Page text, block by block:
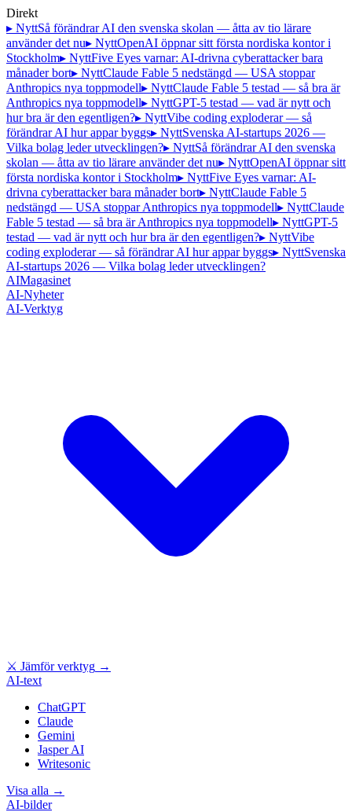
Direkt
▸ NyttSå förändrar AI den svenska skolan — åtta av tio lärare
använder det nu▸ NyttOpenAI öppnar sitt första nordiska kontor i
Stockholm▸ NyttFive Eyes varnar: AI-drivna cyberattacker bara
månader bort▸ NyttClaude Fable 5 nedstängd — USA stoppar
Anthropics nya toppmodell▸ NyttClaude Fable 5 testad — så bra är
Anthropics nya toppmodell▸ NyttGPT-5 testad — vad är nytt och
hur bra är den egentligen?▸ NyttVibe coding exploderar — så
förändrar AI hur appar byggs▸ NyttSvenska AI-startups 2026 —
Vilka bolag leder utvecklingen?▸ NyttSå förändrar AI den svenska
skolan — åtta av tio lärare använder det nu▸ NyttOpenAI öppnar sitt
första nordiska kontor i Stockholm▸ NyttFive Eyes varnar: AI-
drivna cyberattacker bara månader bort▸ NyttClaude Fable 5
nedstängd — USA stoppar Anthropics nya toppmodell▸ NyttClaude
Fable 5 testad — så bra är Anthropics nya toppmodell▸ NyttGPT-5
testad — vad är nytt och hur bra är den egentligen?▸ NyttVibe
coding exploderar — så förändrar AI hur appar byggs▸ NyttSvenska
AI-startups 2026 — Vilka bolag leder utvecklingen?
AIMagasinet
AI-Nyheter
AI-Verktyg
⚔ Jämför verktyg →
AI-text
ChatGPT
Claude
Gemini
Jasper AI
Writesonic
Visa alla →
AI-bilder